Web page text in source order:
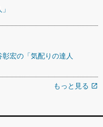
彰宏の「気配りの達人
もっと見る open_in_new